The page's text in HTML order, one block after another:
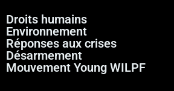
Droits humains
Environnement
Réponses aux crises
Désarmement
Mouvement Young WILPF